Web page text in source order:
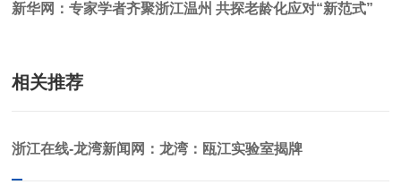
新华网：专家学者齐聚浙江温州 共探老龄化应对“新范式”
相关推荐
浙江在线-龙湾新闻网：龙湾：瓯江实验室揭牌